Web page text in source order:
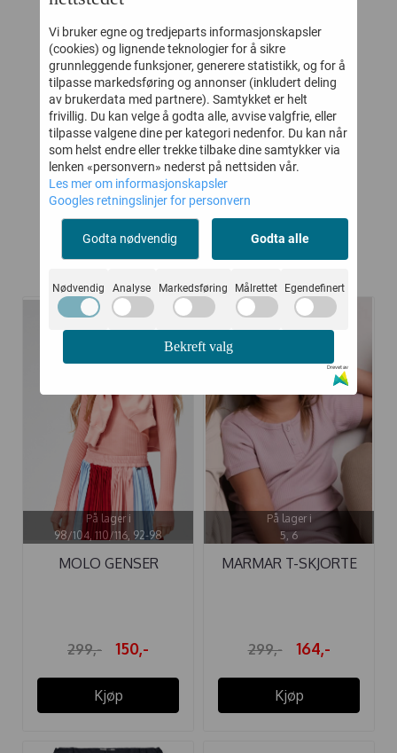
MARMAR T-
SKJORTE MODAL
LILAC BLOOM
299,-
164,-
Kjøp
WHEAT KJOLE
THELMA SOFT
LILAC FLOWERS
599,-
329,-
Kjøp
Kunder kjøpte også
På lager i
98/104, 110/116, 92-98
MOLO GENSER
299,- 150,-
Kjøp
-45%
På lager i
5, 6
MARMAR T-SKJORTE
299,- 164,-
Kjøp
Vi bruker egne og tredjeparts informasjonskapsler
(cookies) og lignende teknologier for å sikre
grunnleggende funksjoner, generere statistikk, og for å
tilpasse markedsføring og annonser (inkludert deling
av brukerdata med partnere). Samtykket er helt
frivillig. Du kan velge å godta alle, avvise valgfrie, eller
tilpasse valgene dine per kategori nedenfor. Du kan når
som helst endre eller trekke tilbake dine samtykker via
lenken «personvern» nederst på nettsiden vår.
Les mer om informasjonskapsler
Googles retningslinjer for personvern
Godta nødvendig Godta alle
Nødvendig Analyse Markedsføring Målrettet Egendefinert
Bekreft valg
Drevet av